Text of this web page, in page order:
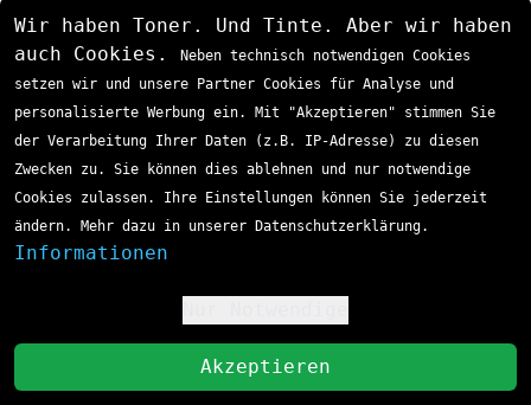
Für Büros mit hohem Druckaufkommen
empfehlen sich Multipack-Angebote:
Kompatibel PRTBTN326 Toner MultiPack: Alle
Wir haben Toner. Und Tinte. Aber wir haben
auch Cookies.
Neben technisch notwendigen Cookies
setzen wir und unsere Partner Cookies für Analyse und
personalisierte Werbung ein. Mit "Akzeptieren" stimmen Sie
der Verarbeitung Ihrer Daten (z.B. IP-Adresse) zu diesen
Zwecken zu. Sie können dies ablehnen und nur notwendige
Cookies zulassen. Ihre Einstellungen können Sie jederzeit
ändern. Mehr dazu in unserer Datenschutzerklärung.
Informationen
Akzeptieren